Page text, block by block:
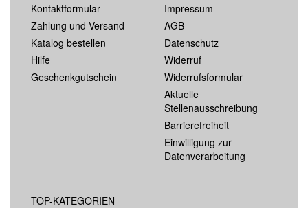
Kontaktformular
Zahlung und Versand
Katalog bestellen
Hilfe
Geschenkgutschein
Impressum
AGB
Datenschutz
Widerruf
Widerrufsformular
Aktuelle
Stellenausschreibung
Barrierefreiheit
Einwilligung zur
Datenverarbeitung
TOP-KATEGORIEN